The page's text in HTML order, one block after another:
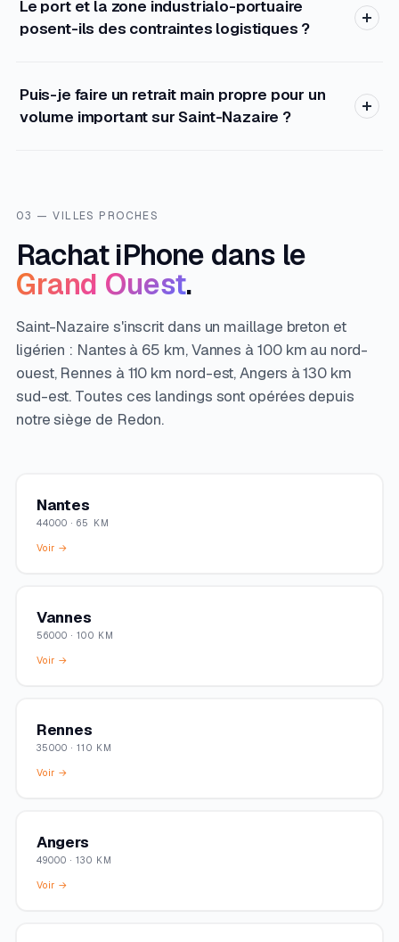
Le port et la zone industrialo-portuaire
posent-ils des contraintes logistiques ?
Puis-je faire un retrait main propre pour un
volume important sur Saint-Nazaire ?
03 — VILLES PROCHES
Rachat iPhone dans le
Grand Ouest.
Saint-Nazaire s'inscrit dans un maillage breton et
ligérien : Nantes à 65 km, Vannes à 100 km au nord-
ouest, Rennes à 110 km nord-est, Angers à 130 km
sud-est. Toutes ces landings sont opérées depuis
notre siège de Redon.
Nantes
44000 · 65 KM
Voir →
Vannes
56000 · 100 KM
Voir →
Rennes
35000 · 110 KM
Voir →
Angers
49000 · 130 KM
Voir →